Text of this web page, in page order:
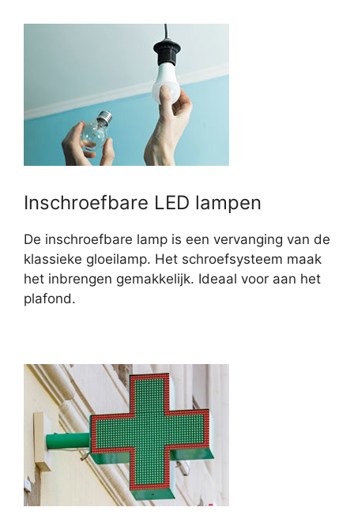
Inschroefbare LED lampen
De inschroefbare lamp is een vervanging van de
klassieke gloeilamp. Het schroefsysteem maak
het inbrengen gemakkelijk. Ideaal voor aan het
plafond.